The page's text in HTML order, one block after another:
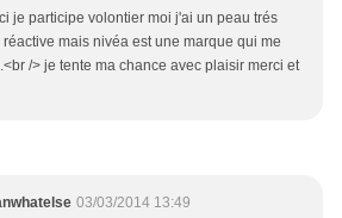
je participe volontier moi j'ai un peau trés
mais nivéa est une marque qui me
/> je tente ma chance avec plaisir merci et
03/03/2014 13:49